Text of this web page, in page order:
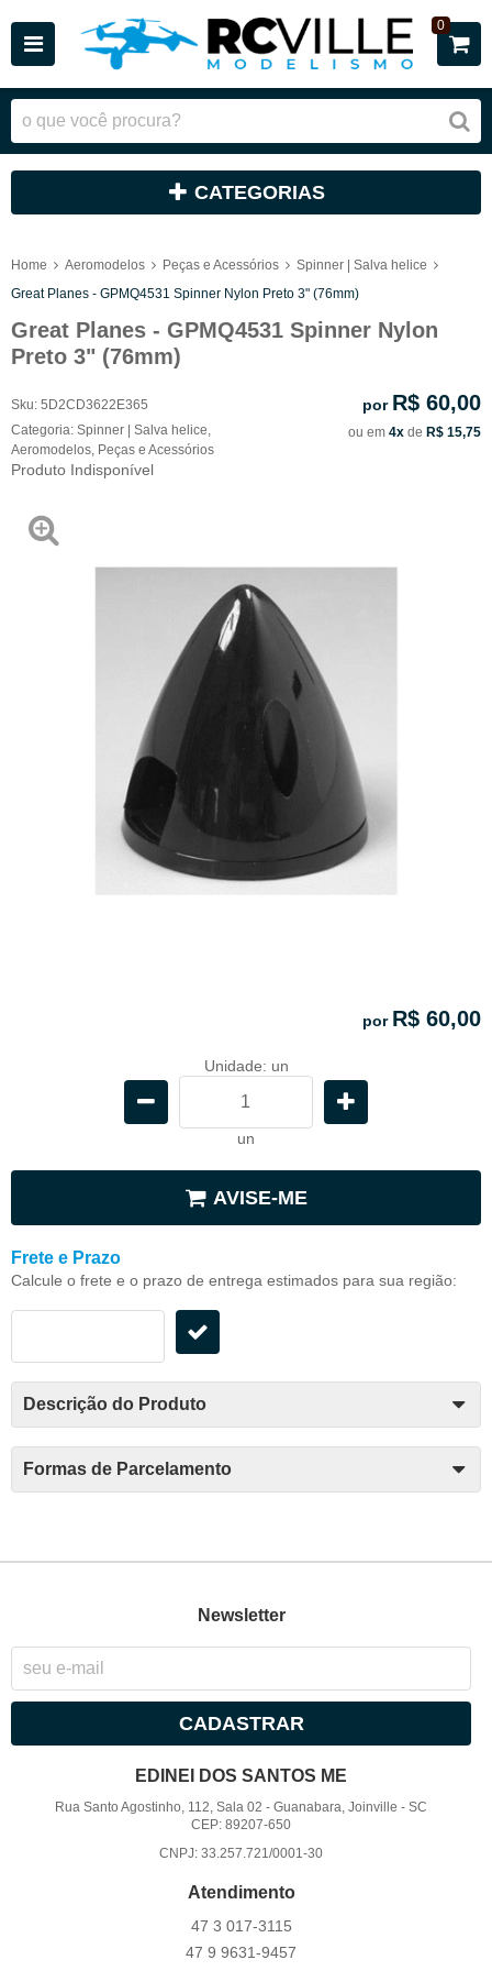
0
CATEGORIAS
Home Aeromodelos Peças e Acessórios
Spinner | Salva helice
Great Planes - GPMQ4531 Spinner Nylon Preto 3" (76mm)
Great Planes - GPMQ4531 Spinner Nylon
Preto 3" (76mm)
Sku: 5D2CD3622E365
Categoria: Spinner | Salva helice
Aeromodelos Peças e Acessórios
Produto Indisponível
por R$ 60,00
ou em 4x de R$ 15,75
por R$ 60,00
Unidade: un
un
AVISE-ME
Frete e Prazo
Calcule o frete e o prazo de entrega estimados para sua região:
Descrição do Produto
Formas de Parcelamento
Newsletter
CADASTRAR
EDINEI DOS SANTOS ME
Rua Santo Agostinho, 112, Sala 02 -Guanabara, Joinville -SC
CEP: 89207-650
CNPJ: 33.257.721/0001-30
Atendimento
47 3 017-3115
47 9 9631-9457